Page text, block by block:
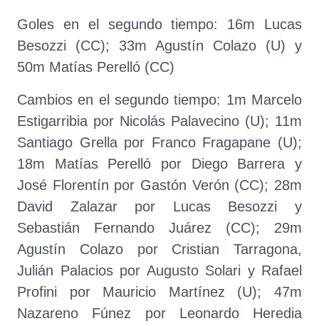
Goles en el segundo tiempo: 16m Lucas
Besozzi (CC); 33m Agustín Colazo (U) y
50m Matías Perelló (CC)
Cambios en el segundo tiempo: 1m Marcelo
Estigarribia por Nicolás Palavecino (U); 11m
Santiago Grella por Franco Fragapane (U);
18m Matías Perelló por Diego Barrera y
José Florentín por Gastón Verón (CC); 28m
David Zalazar por Lucas Besozzi y
Sebastián Fernando Juárez (CC); 29m
Agustín Colazo por Cristian Tarragona,
Julián Palacios por Augusto Solari y Rafael
Profini por Mauricio Martínez (U); 47m
Nazareno Fúnez por Leonardo Heredia